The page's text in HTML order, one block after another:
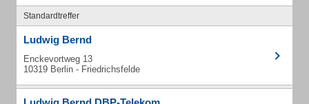
Standardtreffer
Ludwig Bernd
Enckevortweg 13
10319 Berlin - Friedrichsfelde